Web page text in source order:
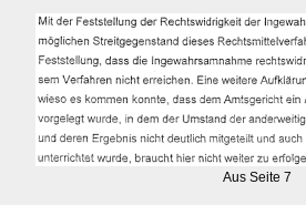
Aus Seite 7